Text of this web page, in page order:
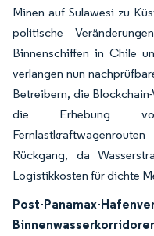
Minen auf Sulawesi zu
politische
Binnenschiffen in Chile
verlangen nun
Betreibern, die
die Erhebung
Rückgang, da
Logistikkosten für dichte
Post-Panamax-